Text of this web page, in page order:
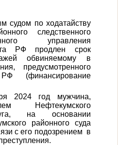
судом по ходатайству
следственного
управления
РФ продлен срок
обвиняемому в
предусмотренного
(финансирование
год мужчина,
Нефтекумского
на основании
районного суда
с его подозрением в